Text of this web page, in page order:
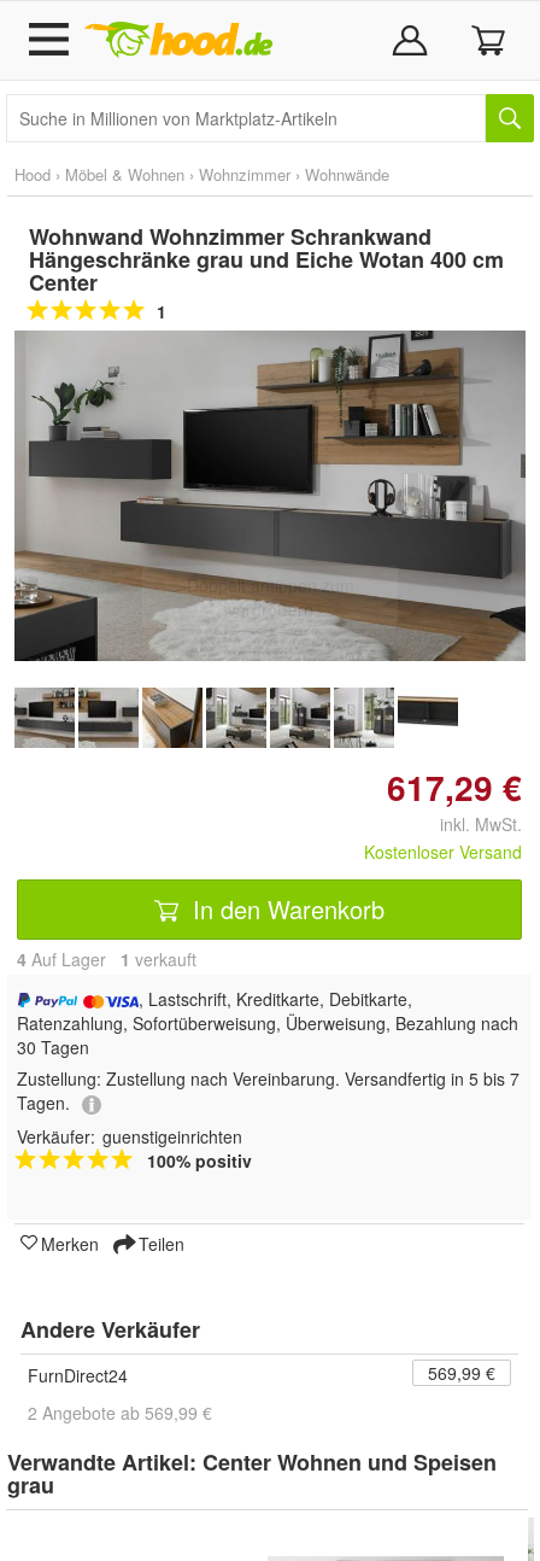
Hood › Möbel & Wohnen › Wohnzimmer › Wohnwände
Wohnwand Wohnzimmer Schrankwand
Hängeschränke grau und Eiche Wotan 400 cm
Center
1
Doppelt antippen zum
vergrößern
617,29 €
inkl. MwSt.
Kostenloser Versand
In den Warenkorb
4 Auf Lager 1 verkauft
, Lastschrift, Kreditkarte, Debitkarte,
Ratenzahlung, Sofortüberweisung, Überweisung, Bezahlung nach
30 Tagen
Zustellung: Zustellung nach Vereinbarung. Versandfertig in 5 bis 7
Tagen.
Verkäufer: guenstigeinrichten
100% positiv
Merken Teilen
Andere Verkäufer
FurnDirect24
569,99 €
2 Angebote ab 569,99 €
Verwandte Artikel: Center Wohnen und Speisen
grau